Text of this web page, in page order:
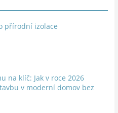
přírodní izolace
na klíč: Jak v roce 2026
v moderní domov bez